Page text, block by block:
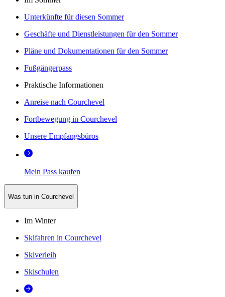
Unterkünfte für diesen Sommer
Geschäfte und Dienstleistungen für den Sommer
Pläne und Dokumentationen für den Sommer
Fußgängerpass
Praktische Informationen
Anreise nach Courchevel
Fortbewegung in Courchevel
Unsere Empfangsbüros
Mein Pass kaufen
Was tun in Courchevel
Im Winter
Skifahren in Courchevel
Skiverleih
Skischulen